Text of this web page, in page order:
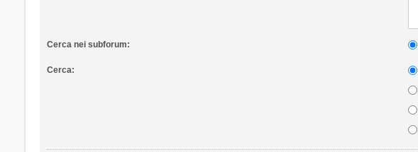
Cerca nei subforum:
Cerca: